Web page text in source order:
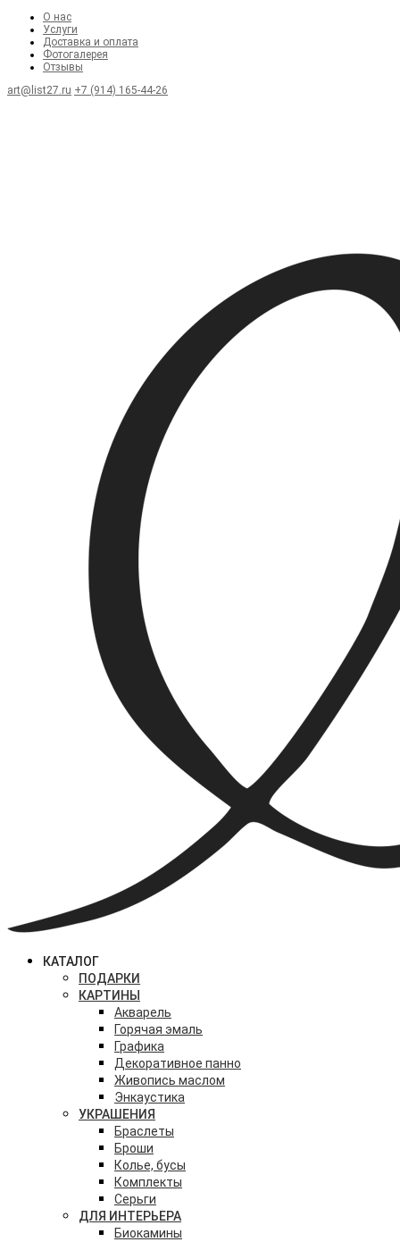
О нас
Услуги
Доставка и оплата
Фотогалерея
Отзывы
art@list27.ru +7 (914) 165-44-26
КАТАЛОГ
ПОДАРКИ
КАРТИНЫ
Акварель
Горячая эмаль
Графика
Декоративное панно
Живопись маслом
Энкаустика
УКРАШЕНИЯ
Браслеты
Броши
Колье, бусы
Комплекты
Серьги
ДЛЯ ИНТЕРЬЕРА
Биокамины